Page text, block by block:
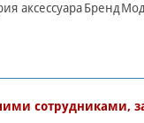
аксессуараБренд
сотрудниками,